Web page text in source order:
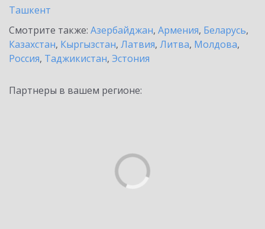
Ташкент
Смотрите также: Азербайджан, Армения, Беларусь,
Казахстан, Кыргызстан, Латвия, Литва, Молдова,
Россия, Таджикистан, Эстония
Партнеры в вашем регионе: